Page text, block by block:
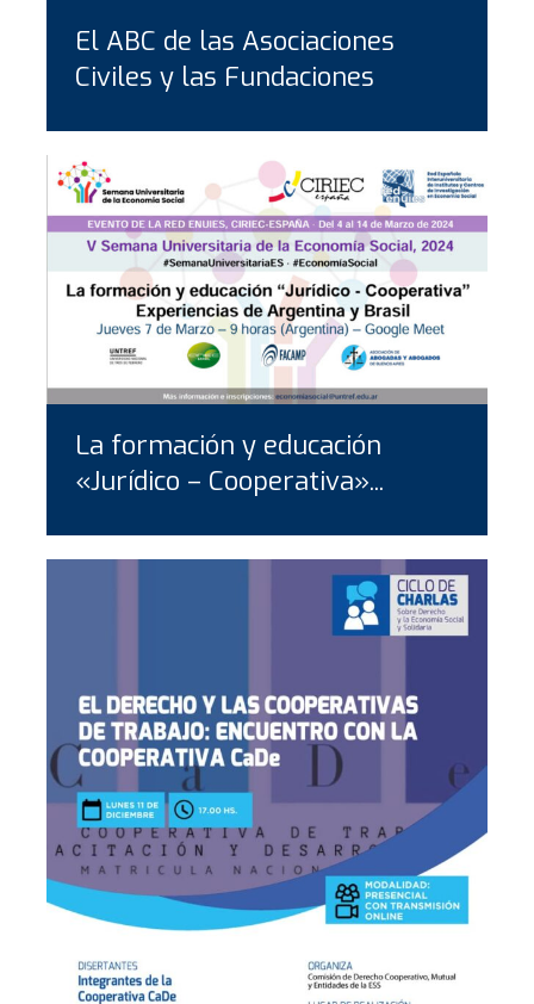
El ABC de las Asociaciones
Civiles y las Fundaciones
La formación y educación
«Jurídico – Cooperativa»...